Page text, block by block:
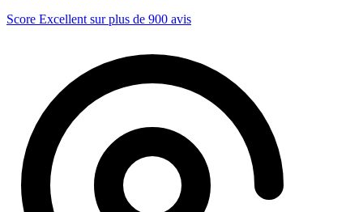
Score Excellent sur plus de 900 avis